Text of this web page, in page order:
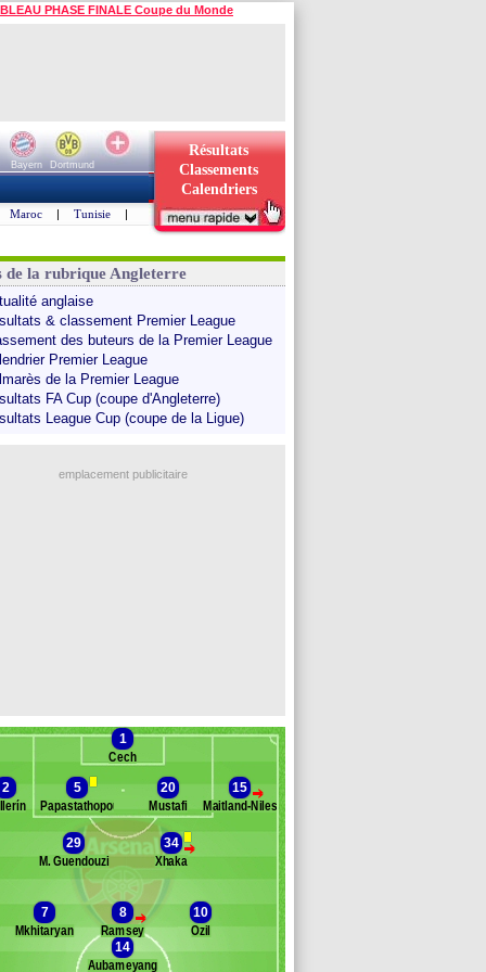
PHASE FINALE Coupe du Monde
Bayern
Dortmund
Résultats
Classements
Calendriers
Maroc | Tunisie |
de la rubrique Angleterre
anglaise
& classement Premier League
des buteurs de la Premier League
Premier League
de la Premier League
FA Cup (coupe d'Angleterre)
League Cup (coupe de la Ligue)
emplacement publicitaire
1
Cech
2
5
Papastathopoulos
20
Mustafi
>
15
Maitland-Niles
29
M. Guendouzi
>
34
Xhaka
7
Mkhitaryan
>
8
Ramsey
10
Ozil
14
Aubameyang